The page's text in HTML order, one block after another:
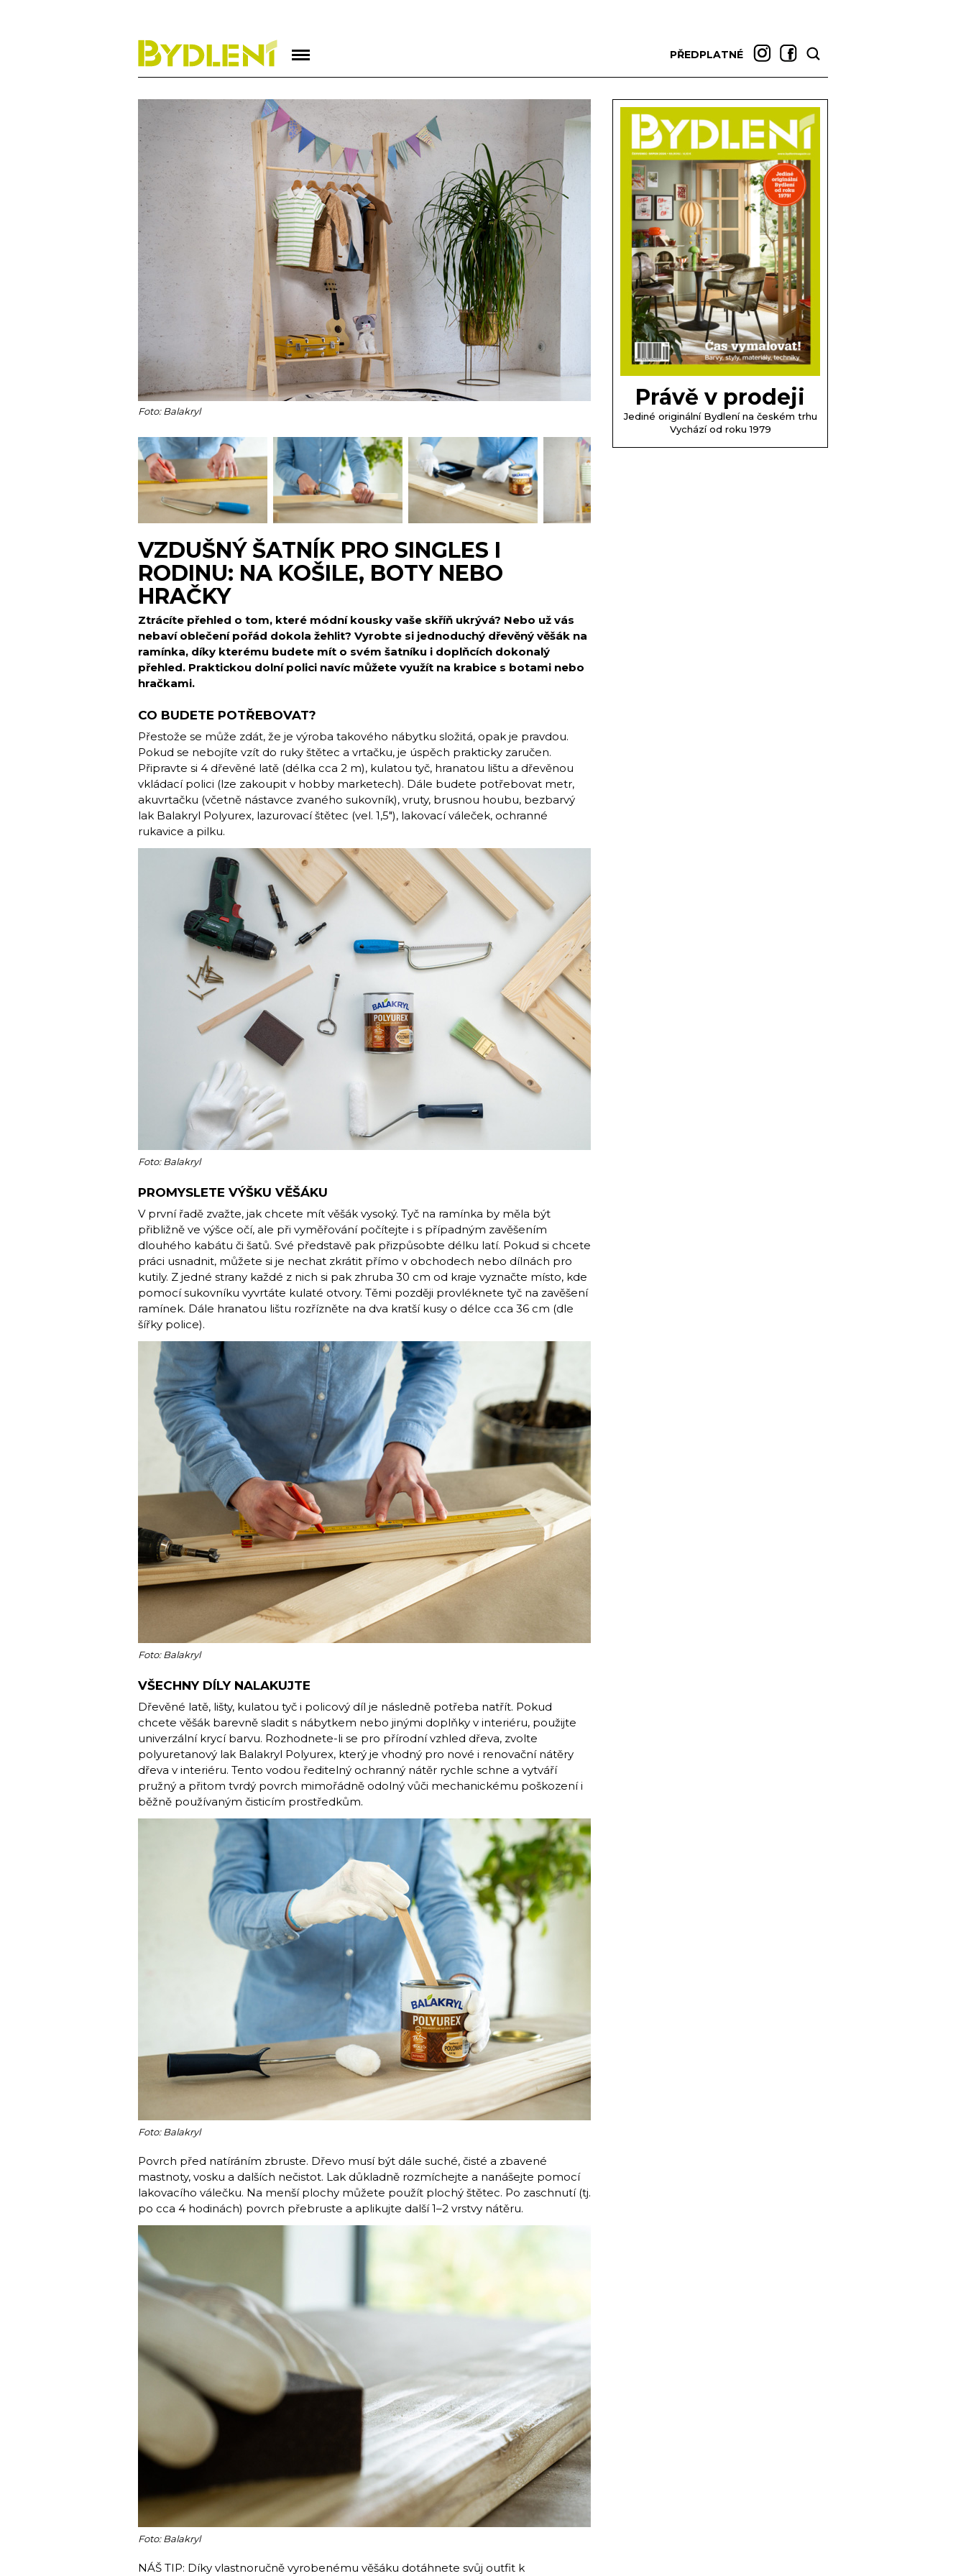
PŘEDPLATNÉ
Foto: Balakryl
VZDUŠNÝ ŠATNÍK PRO SINGLES I
RODINU: NA KOŠILE, BOTY NEBO
HRAČKY
Ztrácíte přehled o tom, které módní kousky vaše skříň ukrývá? Nebo už vás
nebaví oblečení pořád dokola žehlit? Vyrobte si jednoduchý dřevěný věšák na
ramínka, díky kterému budete mít o svém šatníku i doplňcích dokonalý
přehled. Praktickou dolní polici navíc můžete využít na krabice s botami nebo
hračkami.
CO BUDETE POTŘEBOVAT?
Přestože se může zdát, že je výroba takového nábytku složitá, opak je pravdou.
Pokud se nebojíte vzít do ruky štětec a vrtačku, je úspěch prakticky zaručen.
Připravte si 4 dřevěné latě (délka cca 2 m), kulatou tyč, hranatou lištu a dřevěnou
vkládací polici (lze zakoupit v hobby marketech). Dále budete potřebovat metr,
akuvrtačku (včetně nástavce zvaného sukovník), vruty, brusnou houbu, bezbarvý
lak Balakryl Polyurex, lazurovací štětec (vel. 1,5″), lakovací váleček, ochranné
rukavice a pilku.
Foto: Balakryl
PROMYSLETE VÝŠKU VĚŠÁKU
V první řadě zvažte, jak chcete mít věšák vysoký. Tyč na ramínka by měla být
přibližně ve výšce očí, ale při vyměřování počítejte i s případným zavěšením
dlouhého kabátu či šatů. Své představě pak přizpůsobte délku latí. Pokud si chcete
práci usnadnit, můžete si je nechat zkrátit přímo v obchodech nebo dílnách pro
kutily. Z jedné strany každé z nich si pak zhruba 30 cm od kraje vyznačte místo, kde
pomocí sukovníku vyvrtáte kulaté otvory. Těmi později provléknete tyč na zavěšení
ramínek. Dále hranatou lištu rozřízněte na dva kratší kusy o délce cca 36 cm (dle
šířky police).
Foto: Balakryl
VŠECHNY DÍLY NALAKUJTE
Dřevěné latě, lišty, kulatou tyč i policový díl je následně potřeba natřít. Pokud
chcete věšák barevně sladit s nábytkem nebo jinými doplňky v interiéru, použijte
univerzální krycí barvu. Rozhodnete-li se pro přírodní vzhled dřeva, zvolte
polyuretanový lak Balakryl Polyurex, který je vhodný pro nové i renovační nátěry
dřeva v interiéru. Tento vodou ředitelný ochranný nátěr rychle schne a vytváří
pružný a přitom tvrdý povrch mimořádně odolný vůči mechanickému poškození i
běžně používaným čisticím prostředkům.
Foto: Balakryl
Povrch před natíráním zbruste. Dřevo musí být dále suché, čisté a zbavené
mastnoty, vosku a dalších nečistot. Lak důkladně rozmíchejte a nanášejte pomocí
lakovacího válečku. Na menší plochy můžete použít plochý štětec. Po zaschnutí (tj.
po cca 4 hodinách) povrch přebruste a aplikujte další 1–2 vrstvy nátěru.
Foto: Balakryl
NÁŠ TIP: Díky vlastnoručně vyrobenému věšáku dotáhnete svůj outfit k
Právě v prodeji
Jediné originální Bydlení na českém trhu
Vychází od roku 1979